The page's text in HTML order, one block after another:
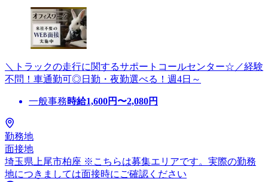
＼トラックの走行に関するサポートコールセンター☆／経験
不問！車通勤可◎日勤・夜勤選べる！週4日～
一般事務時給1,600円〜2,080円
勤務地
面接地
埼玉県上尾市柏座 ※こちらは募集エリアです。実際の勤務
地につきましては面接時にご確認ください